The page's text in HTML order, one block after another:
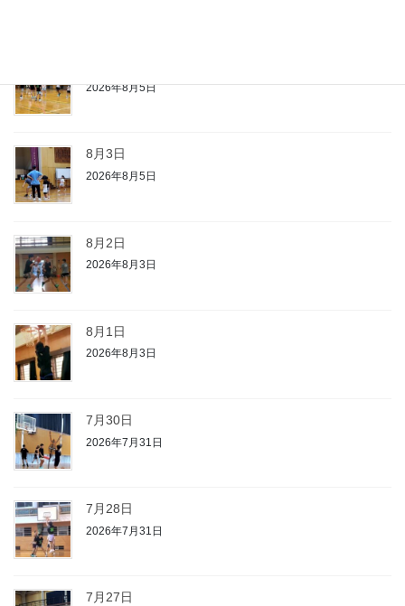
2026年8月5日
8月3日
2026年8月5日
8月2日
2026年8月3日
8月1日
2026年8月3日
7月30日
2026年7月31日
7月28日
2026年7月31日
7月27日